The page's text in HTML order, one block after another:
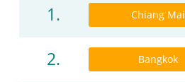
1. Chiang Mai
2. Bangkok